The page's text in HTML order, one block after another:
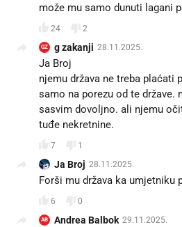
može mu samo dunuti lagani
24 2
GZ g zakanji 28.11.2025.
Ja Broj
njemu država ne treba plaćati
samo na porezu od te države.
sasvim dovoljno. ali njemu
tuđe nekretnine.
7 1
Ja Broj 28.11.2025.
Forši mu država ka umjetniku
6 0
AB Andrea Balbok 29.11.2025.